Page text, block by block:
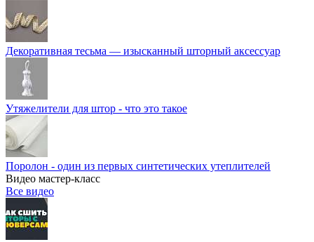
Декоративная тесьма — изысканный шторный аксессуар
Утяжелители для штор - что это такое
Поролон - один из первых синтетических утеплителей
Видео мастер-класс
Все видео